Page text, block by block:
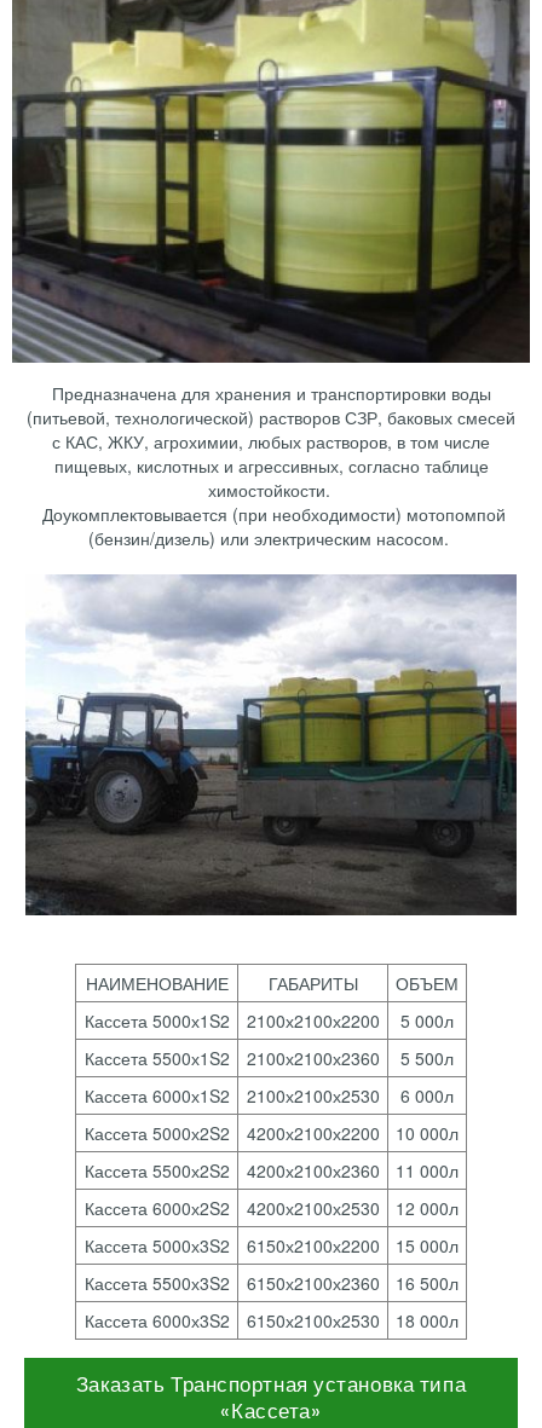
Предназначена для хранения и транспортировки воды
(питьевой, технологической) растворов СЗР, баковых смесей
с КАС, ЖКУ, агрохимии, любых растворов, в том числе
пищевых, кислотных и агрессивных, согласно таблице
химостойкости.
Доукомплектовывается (при необходимости) мотопомпой
(бензин/дизель) или электрическим насосом.
НАИМЕНОВАНИЕ ГАБАРИТЫ
ОБЪЕМ
Кассета 5000х1S2
2100х2100х2200
5 000л
Кассета 5500х1S2
2100х2100х2360
5 500л
Кассета 6000х1S2
2100х2100х2530
6 000л
Кассета 5000х2S2
4200х2100х2200
10 000л
Кассета 5500х2S2
4200х2100х2360
11 000л
Кассета 6000х2S2
4200х2100х2530
12 000л
Кассета 5000х3S2
6150х2100х2200
15 000л
Кассета 5500х3S2
6150х2100х2360
16 500л
Кассета 6000х3S2
6150х2100х2530 18 000л
Заказать Транспортная установка типа
«Кассета»